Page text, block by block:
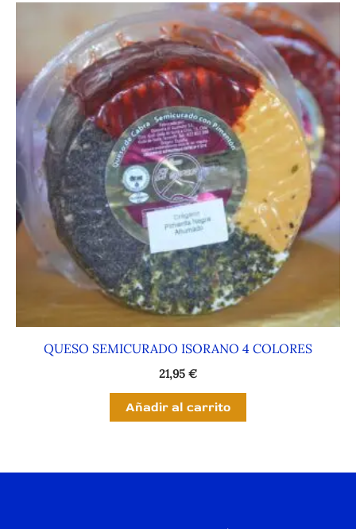
QUESO SEMICURADO ISORANO 4 COLORES
21,95 €
Añadir al carrito